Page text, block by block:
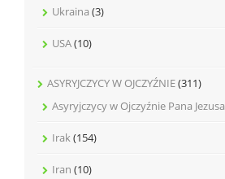
Ukraina (3)
USA(10)
ASYRYJCZYCY W OJCZYŹNIE(311)
Asyryjczycy w Ojczyźnie Pana Jezusa
Irak(154)
Iran (10)